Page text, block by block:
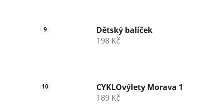
Dětský balíček
198 Kč
CYKLOvýlety Morava 1
189 Kč